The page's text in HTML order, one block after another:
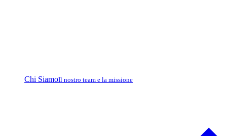
Chi SiamoIl nostro team e la missione